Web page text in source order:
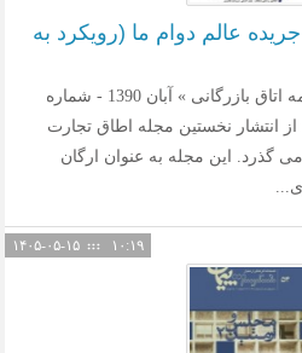
عالم دوام ما (رویکرد به
نویسنده: ططری،علی؛ مجله: نامه اتاق بازرگانی » آبان 1390 - شماره
از 5 تا 7) اشاره: از انتشار نخستین مجله اطاق تجارت
دو سال می­ گذرد. این مجله به عنوان ارگان
۱۰:۱۹